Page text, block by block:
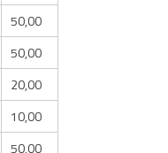
50,00
50,00
20,00
10,00
50,00